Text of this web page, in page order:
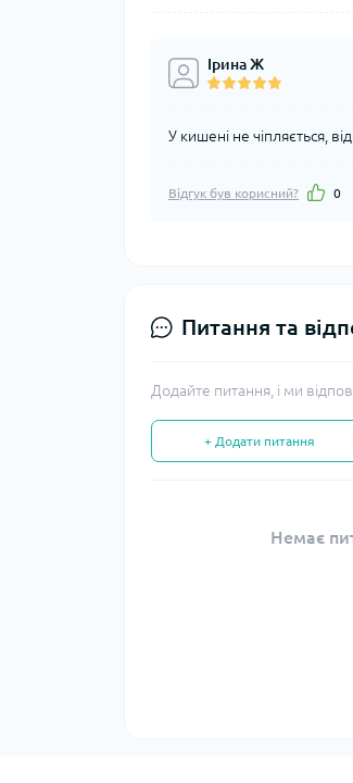
Ірина Ж
У кишені не чіпляється,
Відгук був корисний? 0
Питання та
Додайте питання, і ми
+ Додати питання
Немає